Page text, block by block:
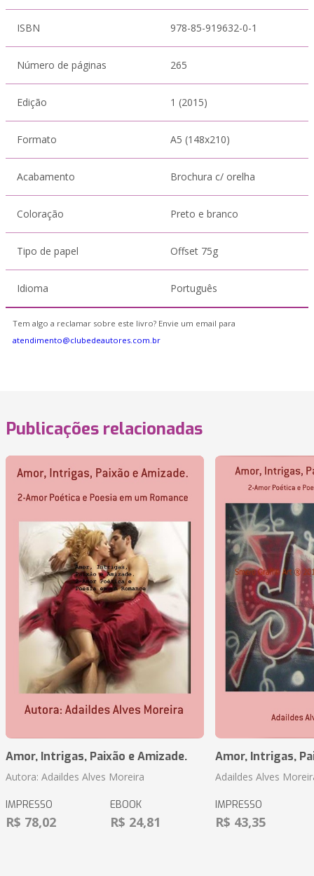
ISBN 978-85-919632-0-1
Número de páginas 265
Edição 1 (2015)
Formato A5 (148x210)
Acabamento Brochura c/ orelha
Coloração Preto e branco
Tipo de papel Offset 75g
Idioma Português
Tem algo a reclamar sobre este livro? Envie um email para
atendimento@clubedeautores.com.br
Publicações relacionadas
Amor, Intrigas, Paixão e Amizade.
Autora: Adaildes Alves Moreira
IMPRESSO
R$ 78,02
EBOOK
R$ 24,81
Amor, Intrigas,
Adaildes Alves
IMPRESSO
R$ 43,35